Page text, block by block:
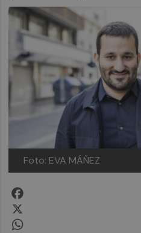
Foto: EVA MÁÑEZ